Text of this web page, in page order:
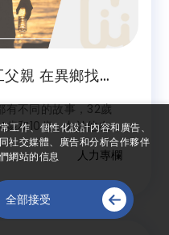
鄉找到
有不同的故事，32歲
歲和10歲，由於他在卡
遇了其他男人，他決定
，從卡達回來後他在菲
生活一直不好過，要養
足家庭的開銷和孩子們
作，要給兩個孩子更好
人力專欄
作、個性化設計內容和廣告、
社交媒體、廣告和分析合作夥伴
網站的信息
全部接受